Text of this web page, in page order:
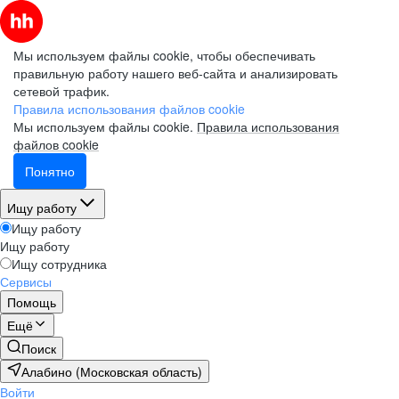
Мы используем файлы cookie, чтобы обеспечивать
правильную работу нашего веб-сайта и анализировать
сетевой трафик.
Правила использования файлов cookie
Мы используем файлы cookie. Правила использования
файлов cookie
Понятно
Ищу работу
Ищу работу
Ищу работу
Ищу сотрудника
Сервисы
Помощь
Ещё
Поиск
Алабино (Московская область)
Войти